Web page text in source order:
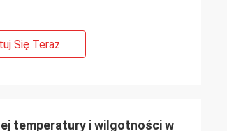
Się Teraz
temperatury i wilgotności w